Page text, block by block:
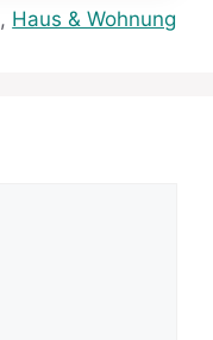
, Haus & Wohnung